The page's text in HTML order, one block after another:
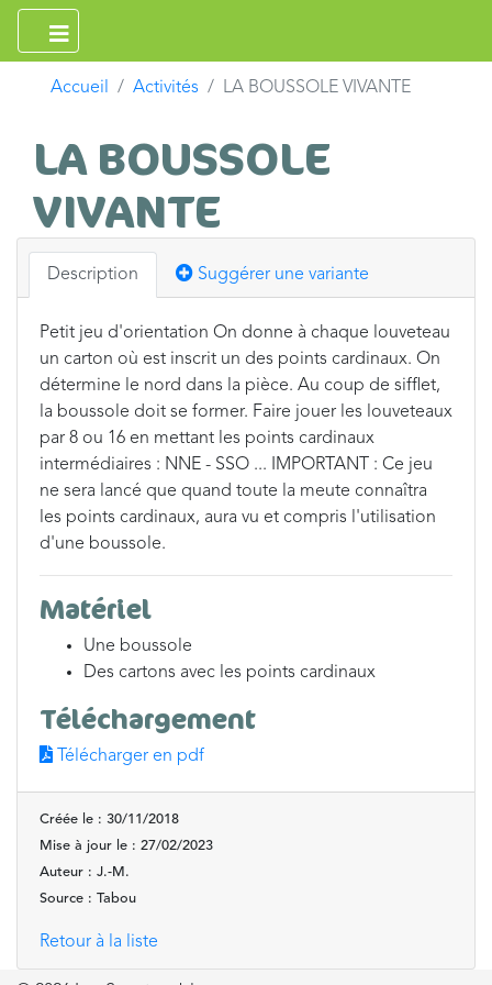
Accueil Activités LA BOUSSOLE VIVANTE
LA BOUSSOLE
VIVANTE
Description Suggérer une variante
Petit jeu d'orientation On donne à chaque louveteau
un carton où est inscrit un des points cardinaux. On
détermine le nord dans la pièce. Au coup de sifflet,
la boussole doit se former. Faire jouer les louveteaux
par 8 ou 16 en mettant les points cardinaux
intermédiaires : NNE - SSO ... IMPORTANT : Ce jeu
ne sera lancé que quand toute la meute connaîtra
les points cardinaux, aura vu et compris l'utilisation
d'une boussole.
Matériel
Une boussole
Des cartons avec les points cardinaux
Téléchargement
Télécharger en pdf
Créée le : 30/11/2018
Mise à jour le : 27/02/2023
Auteur : J.-M.
Source : Tabou
Retour à la liste